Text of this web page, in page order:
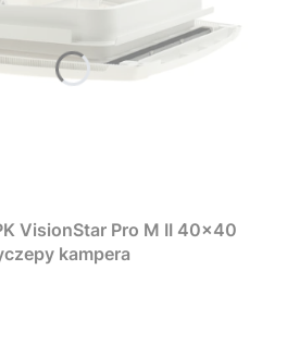
VisionStar Pro M II 40x40
kampera